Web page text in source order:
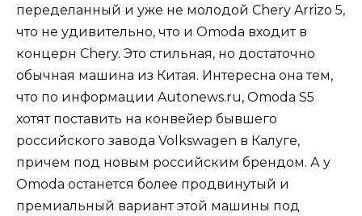
переделанный и уже не молодой Chery Arrizo 5,
что не удивительно, что и Omoda входит в
концерн Chery. Это стильная, но достаточно
обычная машина из Китая. Интересна она тем,
что по информации Autonews.ru, Omoda S5
хотят поставить на конвейер бывшего
российского завода Volkswagen в Калуге,
причем под новым российским брендом. А у
Omoda останется более продвинутый и
премиальный вариант этой машины под